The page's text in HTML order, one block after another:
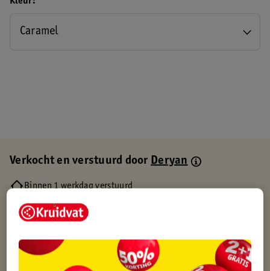
Caramel
Verkocht en verstuurd doorDeryan
Binnen 1 werkdag verstuurd
Gratis retourneren via verkooppartner.